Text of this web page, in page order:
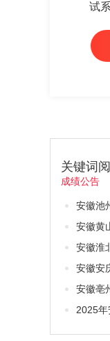
试
试
关键词阅
成绩公告
2025